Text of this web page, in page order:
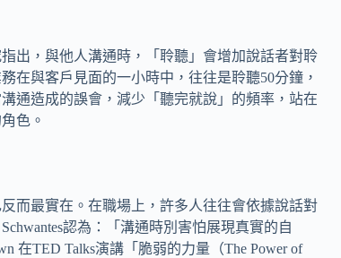
出，與他人溝通時，「聆聽」會增加說話者對聆
在與客戶見面的一小時中，往往是聆聽50分鐘，
通造成的誤會，減少「聽完就說」的頻率，站在
色。
而最實在。在職場上，許多人往往會依據說話對
認為：「溝通時別害怕展現真實的自
在TED Talks演講「脆弱的力量（The Power of